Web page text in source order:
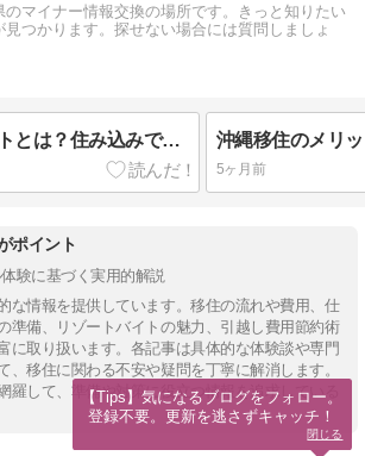
のマイナー情報交換の場所です。きっと知りたい
見つかります。探せない場合には質問しましょ
沖縄リゾートバイトとは？住み込みで沖縄生活を試す方法｜メリット・デメリット・求人の探し方
5ヶ月前
ポイント
体験に基づく実用的解説
な情報を提供しています。移住の流れや費用、仕
準備、リゾートバイトの魅力、引越し費用節約術
に取り扱います。各記事は具体的な体験談や専門
、移住に関わる不安や疑問を丁寧に解消します。
羅して、準備や対策に役立つ情報を追求している
【Tips】気になるブログをフォロー。
登録不要。更新を逃さずキャッチ！
閉じる